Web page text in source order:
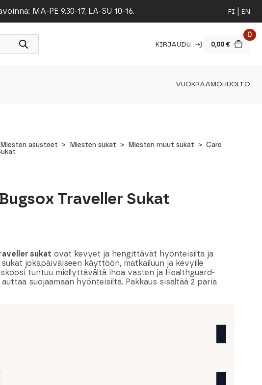
MA-PE 9.30-17, LA-SU 10-16. FI EN
KIRJAUDU 0,00 €
0
VUOKRAAMOHUOLTO
Miesten asusteet Miesten sukat Miesten muut sukat
Care
Traveller Sukat
sukat ovat kevyet ja hengittävät hyönteisiltä ja
jokapäiväiseen käyttöön, matkailuun ja kevyille
tuntuu miellyttävältä ihoa vasten ja Healthguard-
suojaamaan hyönteisiltä. Pakkaus sisältää 2 paria